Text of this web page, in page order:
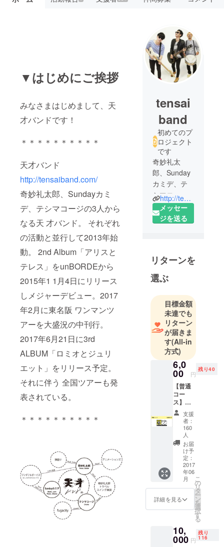
▼はじめにご挨拶
みなさまはじめまして、天
才バンドです！
＊＊＊＊＊＊＊＊＊＊
天才バンド
http://tensaiband.com/
奇妙礼太郎、Sundayカミ
デ、テシマコージの3人から
なる天 才バンド。 それぞれ
の活動と並行して2013年始
動。 2nd Album「アリスと
テレス」をunBORDEから
2015年1 1月4日にリリース
しメジャーデビュー。2017
年2月に東名阪 ワンマンツ
アーを大盛況の中刊行。
2017年6月21日に3rd
ALBUM「ロミオとジュリ
エット」をリリース予定。
それに伴う 全国ツアーも発
表されている。
＊＊＊＊＊＊＊＊＊＊
tensai
band
初めてのプ
ロジェクト
です
奇妙礼太
郎、Sunday
カミデ、テ
シマコージ
の3人からな
る天才バン
2013年始
動。 2nd
Album「アリ
スとテレ
ス」を
unBORDEか
ら2015年11
月4日にリ
リースしメ
ジャーデ
ビュー。
2017年2月に
東名阪ワン
マンツアー
を大盛況の
中刊行。
2017年6月
21日に3rd
ALBUM「ロ
ミオとジュ
リエット」
をリリース
予定。それ
に伴う全国
表されてい
http://tensaiband.com/
メッセー
ジを送る
リターンを
選ぶ
目標金額
未達でも
リターン
が届きま
す(All-in
方式)
6,0
00 円
残り40
【普通
コー
ス】
3rd
AL「ロ
ミオと
ジュリ
エッ
ト」サ
イン入
支援
者：
160
人
お届
け予
定：
2017
年06
月
詳細を見る
こ
の
リ
タ
ー
ン
を
選
択
す
る
10,
000 円
残り
116